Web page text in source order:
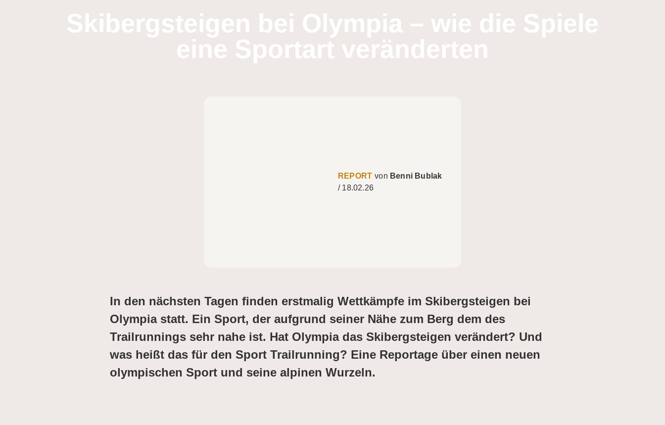
Skibergsteigen bei Olympia – wie die Spiele
eine Sportart veränderten
REPORT
Benni Bublak
/ 18.02.26
In den nächsten Tagen finden erstmalig Wettkämpfe im Skibergsteigen bei
Olympia statt. Ein Sport, der aufgrund seiner Nähe zum Berg dem des
Trailrunnings sehr nahe ist. Hat Olympia das Skibergsteigen verändert? Und
was heißt das für den Sport Trailrunning? Eine Reportage über einen neuen
olympischen Sport und seine alpinen Wurzeln.